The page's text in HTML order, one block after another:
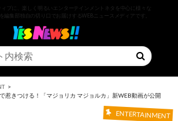
ィブに、楽しく明るいエンターテインメントネタを中心に様々な
編集部独自の切り口でお届けするWEBニュースメディアです。
惹きつける！「マジョリカ マジョルカ」新WEB動画が公開
ENTERTAINMENT